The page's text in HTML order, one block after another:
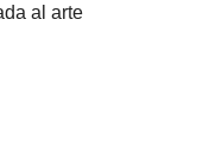
al arte